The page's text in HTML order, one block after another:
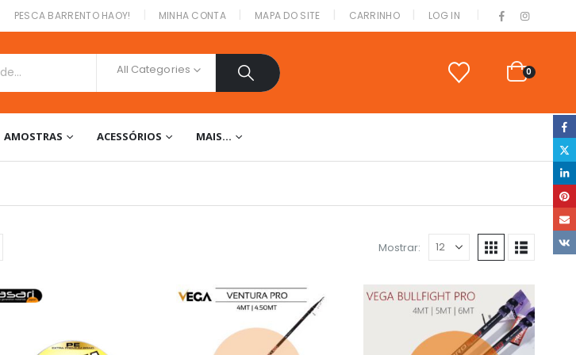
PESCA BARRENTO HAOY! MINHA CONTA MAPA DO SITE CARRINHO LOG IN
All Categories 0
AMOSTRAS ACESSÓRIOS MAIS…
Mostrar: